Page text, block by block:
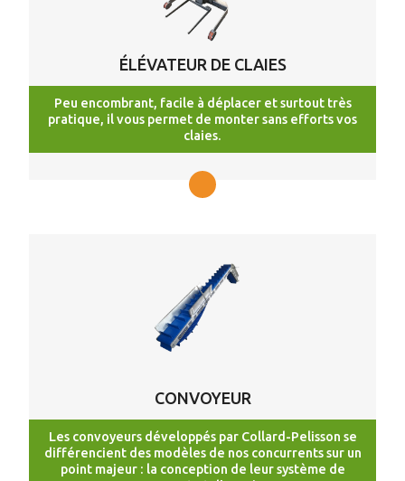
ÉLÉVATEUR DE CLAIES
Peu encombrant, facile à déplacer et surtout très
pratique, il vous permet de monter sans efforts vos
claies.
CONVOYEUR
Les convoyeurs développés par Collard-Pelisson se
différencient des modèles de nos concurrents sur un
point majeur : la conception de leur système de